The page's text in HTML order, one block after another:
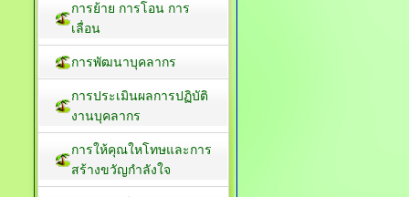
การย้าย การโอน การ
เลื่อน
การพัฒนาบุคลากร
การประเมินผลการปฏิบัติ
งานบุคลากร
การให้คุณใหโทษและการ
สร้างขวัญกำลังใจ